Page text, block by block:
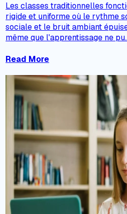
Les classes traditionnelles
rigide et uniforme où le rythme
sociale et le bruit ambiant
même que l'apprentissage ne
Read More